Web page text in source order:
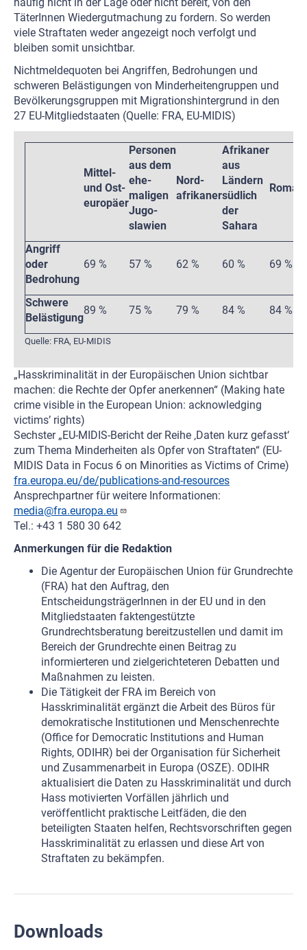
TäterInnen Wiedergutmachung zu fordern. So werden
viele Straftaten weder angezeigt noch verfolgt und
bleiben somit unsichtbar.
Nichtmeldequoten bei Angriffen, Bedrohungen und
schweren Belästigungen von Minderheitengruppen und
Bevölkerungsgruppen mit Migrationshintergrund in den
27 EU-Mitgliedstaaten (Quelle: FRA, EU-MIDIS)
Mittel-
und Ost-
europäer
Personen
aus dem
ehe-
maligen
Jugo-
slawien
Nord-
afrikaner
Afrikaner
aus
Ländern
südlich
der
Sahara
Roma
Angriff
oder
Bedrohung
69 % 57 % 62 % 60 % 69 %
Schwere
Belästigung
89 % 75 % 79 % 84 % 84 %
Quelle: FRA, EU-MIDIS
„Hasskriminalität in der Europäischen Union sichtbar
machen: die Rechte der Opfer anerkennen“ (Making hate
crime visible in the European Union: acknowledging
victims’ rights)
Sechster „EU-MIDIS-Bericht der Reihe ‚Daten kurz gefasst‘
zum Thema Minderheiten als Opfer von Straftaten“ (EU-
MIDIS Data in Focus 6 on Minorities as Victims of Crime)
fra.europa.eu/de/publications-and-resources
Ansprechpartner für weitere Informationen:
media@fra.europa.eu
Tel.: +43 1 580 30 642
Anmerkungen für die Redaktion
Die Agentur der Europäischen Union für Grundrechte
(FRA) hat den Auftrag, den
EntscheidungsträgerInnen in der EU und in den
Mitgliedstaaten faktengestützte
Grundrechtsberatung bereitzustellen und damit im
Bereich der Grundrechte einen Beitrag zu
informierteren und zielgerichteteren Debatten und
Maßnahmen zu leisten.
Die Tätigkeit der FRA im Bereich von
Hasskriminalität ergänzt die Arbeit des Büros für
demokratische Institutionen und Menschenrechte
(Office for Democratic Institutions and Human
Rights, ODIHR) bei der Organisation für Sicherheit
und Zusammenarbeit in Europa (OSZE). ODIHR
aktualisiert die Daten zu Hasskriminalität und durch
Hass motivierten Vorfällen jährlich und
veröffentlicht praktische Leitfäden, die den
beteiligten Staaten helfen, Rechtsvorschriften gegen
Hasskriminalität zu erlassen und diese Art von
Straftaten zu bekämpfen.
Downloads